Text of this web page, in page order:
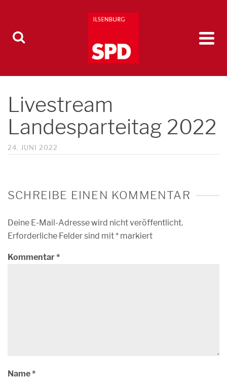
Livestream
Landesparteitag 2022
24. JUNI 2022
SCHREIBE EINEN KOMMENTAR
Deine E-Mail-Adresse wird nicht veröffentlicht.
Erforderliche Felder sind mit* markiert
Kommentar*
Name*